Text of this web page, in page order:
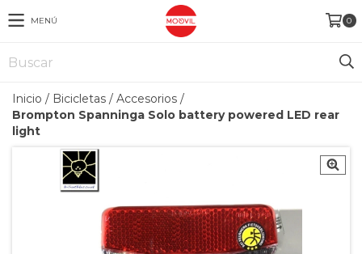
MENÚ 0
Inicio / Bicicletas / Accesorios /
Brompton Spanninga Solo battery powered LED rear
light